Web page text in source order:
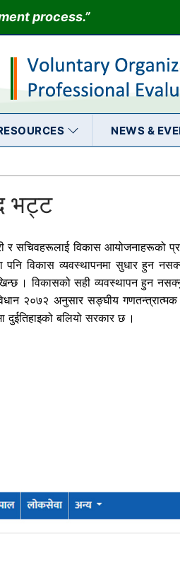
process.”
NEWS &
भट्ट
र सचिवहरूलाई विकास आयोजनाहरूको
पनि विकास व्यवस्थापनमा सुधार हुन
। विकासको सही व्यवस्थापन हुन
२०७२ अनुसार सङ्घीय गणतन्त्रात्मक
दुईतिहाइको बलियो सरकार छ ।